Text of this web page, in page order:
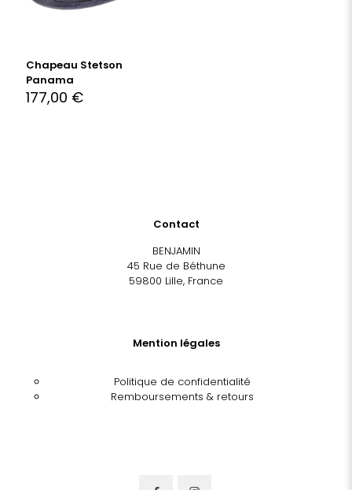
Chapeau Stetson
Panama
177,00 €
Contact
BENJAMIN
45 Rue de Béthune
59800 Lille, France
Mention légales
Politique de confidentialité
Remboursements & retours